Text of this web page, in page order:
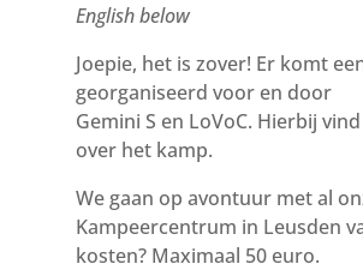
English below
Joepie, het is zover! Er komt
georganiseerd voor en door
Gemini S en LoVoC. Hierbij
over het kamp.
We gaan op avontuur met al
Kampeercentrum in Leusden
kosten? Maximaal 50 euro.